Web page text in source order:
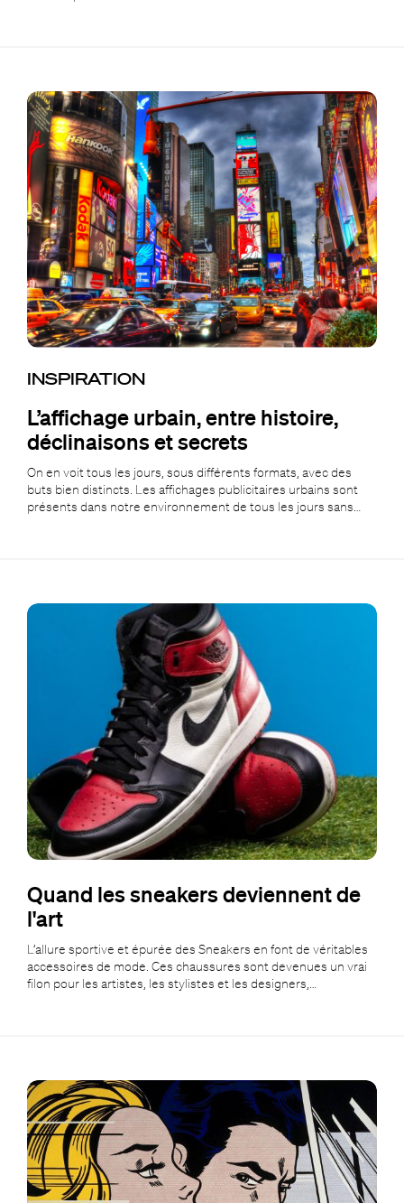
INSPIRATION
L’affichage urbain, entre histoire,
déclinaisons et secrets
On en voit tous les jours, sous différents formats, avec des
buts bien distincts. Les affichages publicitaires urbains sont
présents dans notre environnement de tous les jours sans…
Quand les sneakers deviennent de
l'art
L’allure sportive et épurée des Sneakers en font de véritables
accessoires de mode. Ces chaussures sont devenues un vrai
filon pour les artistes, les stylistes et les designers,…